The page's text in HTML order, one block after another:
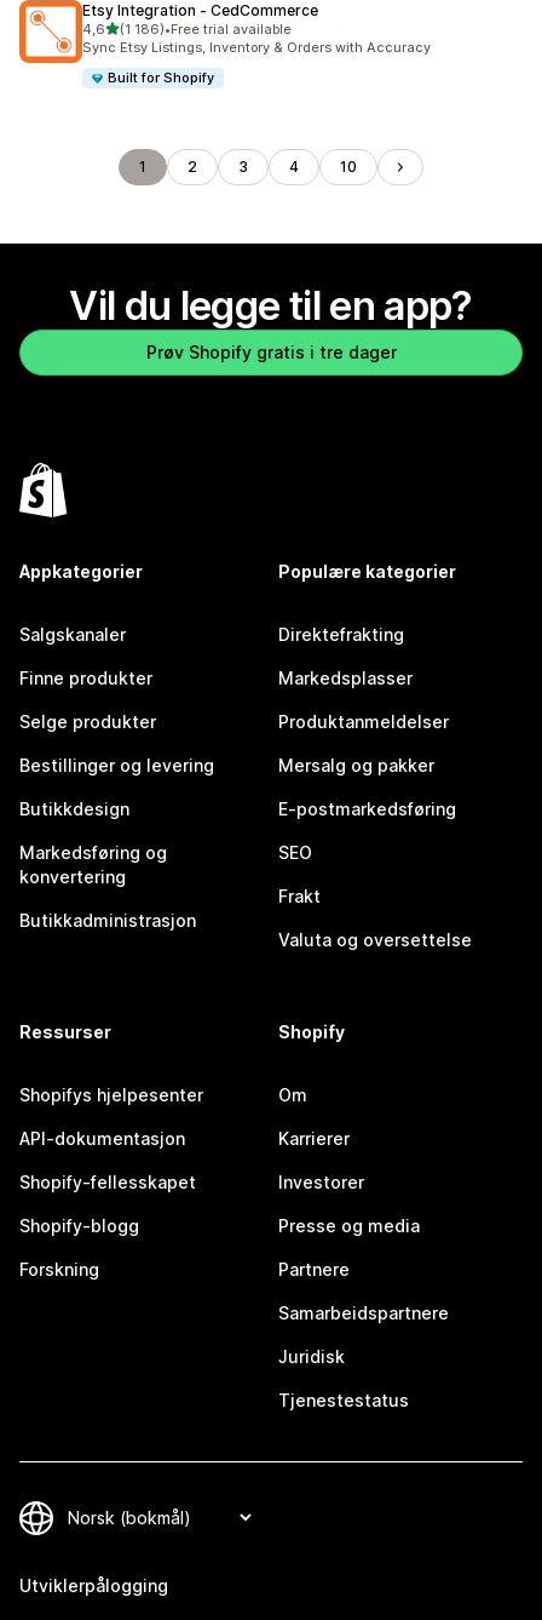
Etsy Integration ‑ CedCommerce
4,6av 5 stjerner
(1 186)
Totalt 1186 omtaler
•Free trial available
Sync Etsy Listings, Inventory & Orders with Accuracy
Built for Shopify
1 2 3 4 10
Vil du legge til en app?
Prøv Shopify gratis i tre dager
Appkategorier
Salgskanaler
Finne produkter
Selge produkter
Bestillinger og levering
Butikkdesign
Markedsføring og
konvertering
Butikkadministrasjon
Populære kategorier
Direktefrakting
Markedsplasser
Produktanmeldelser
Mersalg og pakker
E-postmarkedsføring
SEO
Frakt
Valuta og oversettelse
Ressurser
Shopifys hjelpesenter
API-dokumentasjon
Shopify-fellesskapet
Shopify-blogg
Forskning
Shopify
Om
Karrierer
Investorer
Presse og media
Partnere
Samarbeidspartnere
Juridisk
Tjenestestatus
Utviklerpålogging